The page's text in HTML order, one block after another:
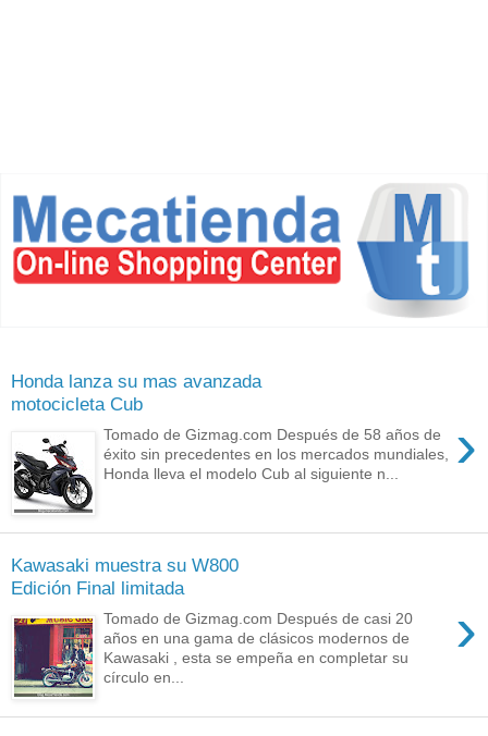
Honda lanza su mas avanzada
motocicleta Cub
›
Tomado de Gizmag.com Después de 58 años de
éxito sin precedentes en los mercados mundiales,
Honda lleva el modelo Cub al siguiente n...
Kawasaki muestra su W800
Edición Final limitada
›
Tomado de Gizmag.com Después de casi 20
años en una gama de clásicos modernos de
Kawasaki , esta se empeña en completar su
círculo en...